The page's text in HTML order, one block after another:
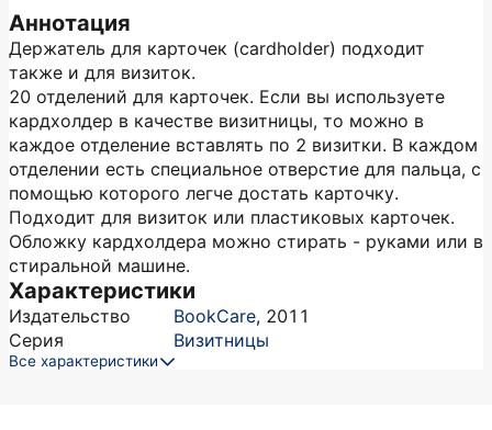
Аннотация
Держатель для карточек (cardholder) подходит
также и для визиток.
20 отделений для карточек. Если вы используете
кардхолдер в качестве визитницы, то можно в
каждое отделение вставлять по 2 визитки. В каждом
отделении есть специальное отверстие для пальца, с
помощью которого легче достать карточку.
Подходит для визиток или пластиковых карточек.
Обложку кардхолдера можно стирать - руками или в
стиральной машине.
Характеристики
Издательство BookCare, 2011
Серия
Визитницы
Все характеристики